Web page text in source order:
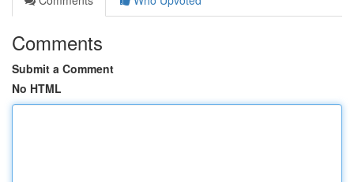
Comments
Submit a Comment
No HTML